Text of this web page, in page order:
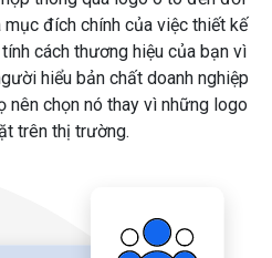
đích chính của việc thiết kế
cách thương hiệu của bạn vì
hiểu bản chất doanh nghiệp
nên chọn nó thay vì những logo
trên thị trường.